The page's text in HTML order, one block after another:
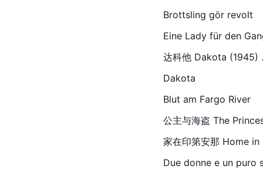
Brottsling gör revolt
Eine Lady für den
达科他 Dakota (1945)
Dakota
Blut am Fargo River
公主与海盗 The
家在印第安那 Home
Due donne e un puro